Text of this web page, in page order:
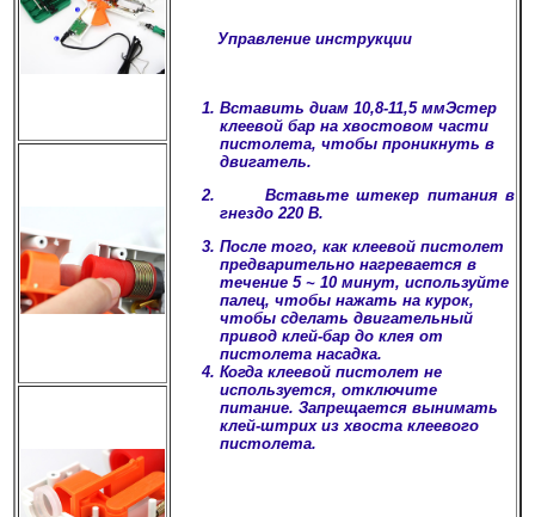
Управление инструкции
Вставить диам 10,8-11,5 ммЭстер
клеевой бар на хвостовом части
пистолета, чтобы проникнуть в
двигатель.
Вставьте штекер питания в
гнездо 220 В.
После того, как клеевой пистолет
предварительно нагревается в
течение 5 ~ 10 минут, используйте
палец, чтобы нажать на курок,
чтобы сделать двигательный
привод клей-бар до клея от
пистолета насадка.
Когда клеевой пистолет не
используется, отключите
питание. Запрещается вынимать
клей-штрих из хвоста клеевого
пистолета.